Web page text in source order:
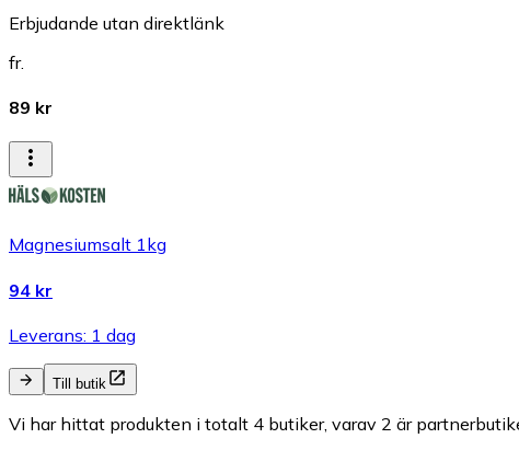
Erbjudande utan direktlänk
fr.
89 kr
Magnesiumsalt 1kg
94 kr
Leverans: 1 dag
Till butik
Vi har hittat produkten i totalt 4 butiker, varav 2 är